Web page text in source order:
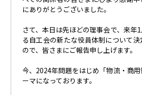
にありがとうございました。
さて、本日は先ほどの理事会で、来年1
る自工会の新たな役員体制について
ので、皆さまにご報告申し上げます。
今、 2024年問題をはじめ「物流・商
ーマになっております。